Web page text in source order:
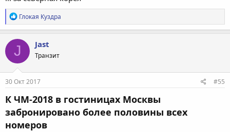
Р
е
а
к
ц
и
и
:
Глокая Куздра
J Jast
Транзит
30 Окт 2017 #55
К ЧМ-2018 в гостиницах Москвы
забронировано более половины всех
номеров